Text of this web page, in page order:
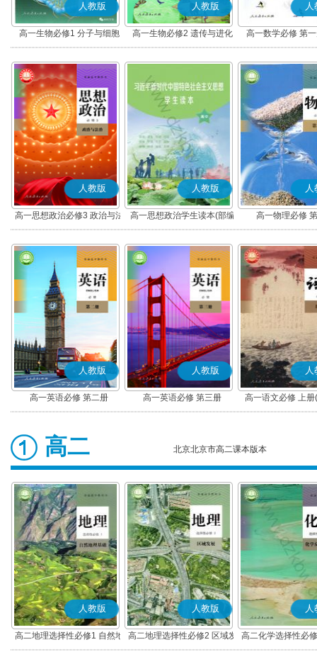
人教版
高一生物必修1 分子与细胞
人教版
高一生物必修2 遗传与进化
人
高一数学必修 第
人教版
高一思想政治必修3 政治与法
治(部编版)
人教版
高一思想政治学生读本(部编
版)
人
高一物理必修
人教版
高一英语必修 第二册
人教版
高一英语必修 第三册
人
高一语文必修 上
高二 北京北京市高二课本版本
人教版
高二地理选择性必修1 自然地
理基础
人教版
高二地理选择性必修2 区域发
展
人
高二化学选择性必
应原理